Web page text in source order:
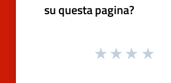
su questa pagina?